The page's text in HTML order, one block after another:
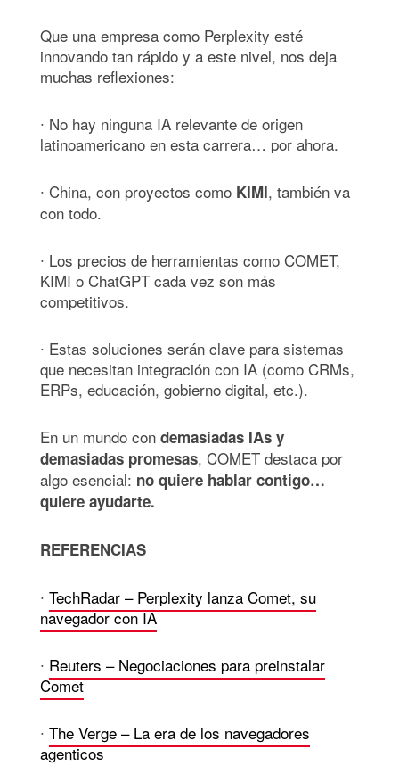
Que una empresa como Perplexity esté
innovando tan rápido y a este nivel, nos deja
muchas reflexiones:
∙ No hay ninguna IA relevante de origen
latinoamericano en esta carrera… por ahora.
∙ China, con proyectos como KIMI, también va
con todo.
∙ Los precios de herramientas como COMET,
KIMI o ChatGPT cada vez son más
competitivos.
∙ Estas soluciones serán clave para sistemas
que necesitan integración con IA (como CRMs,
ERPs, educación, gobierno digital, etc.).
En un mundo con demasiadas IAs y
demasiadas promesas, COMET destaca por
algo esencial: no quiere hablar contigo…
quiere ayudarte.
REFERENCIAS
∙ TechRadar – Perplexity lanza Comet, su
navegador con IA
∙ Reuters – Negociaciones para preinstalar
Comet
∙ The Verge – La era de los navegadores
agenticos